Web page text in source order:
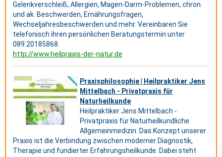
Gelenkverschleiß, Allergien, Magen-Darm-Problemen, chron.
und ak. Beschwerden, Ernährungsfragen,
Wechseljahresbeschwerden und mehr. Vereinbaren Sie
telefonisch ihren persönlichen Beratungstermin unter
089.20185868.
http://www.heilpraxis-der-natur.de
Praxisphilosophie | Heilpraktiker Jens
Mittelbach - Privatpraxis für
Naturheilkunde
Heilpraktiker Jens Mittelbach -
Privatpraxis für Naturheilkundliche
Allgemeinmedizin. Das Konzept unserer
Praxis ist die Verbindung zwischen moderner Diagnostik,
Therapie und fundierter Erfahrungsheilkunde. Dabei steht